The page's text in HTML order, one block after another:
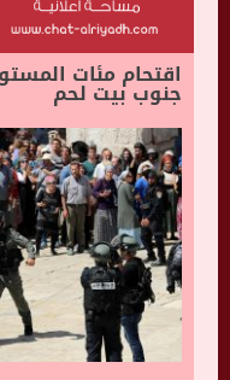
اقتحام مئات
جنوب بيت لحم